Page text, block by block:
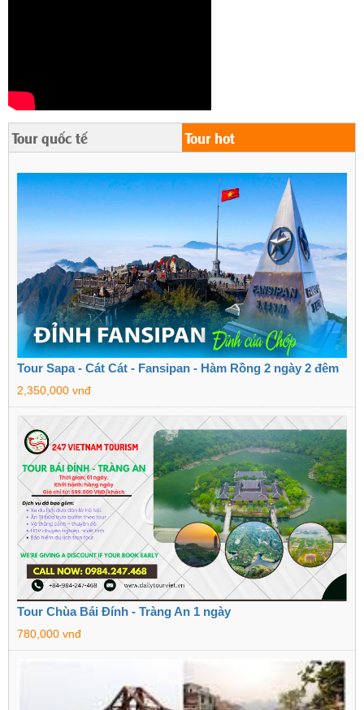
Tour quốc tế Tour hot
Tour Sapa - Cát Cát - Fansipan - Hàm Rồng 2 ngày 2 đêm
2,350,000 vnđ
Tour Chùa Bái Đính - Tràng An 1 ngày
780,000 vnđ